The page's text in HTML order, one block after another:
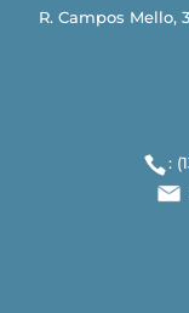
R. Campos Mello,
: